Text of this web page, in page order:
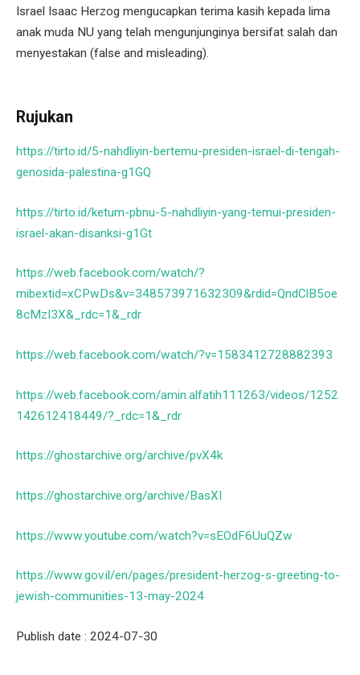
Israel Isaac Herzog mengucapkan terima kasih kepada lima
anak muda NU yang telah mengunjunginya bersifat salah dan
menyestakan (false and misleading).
Rujukan
https://tirto.id/5-nahdliyin-bertemu-presiden-israel-di-tengah-
genosida-palestina-g1GQ
https://tirto.id/ketum-pbnu-5-nahdliyin-yang-temui-presiden-
israel-akan-disanksi-g1Gt
https://web.facebook.com/watch/?
mibextid=xCPwDs&v=348573971632309&rdid=QndClB5oe
8cMzI3X&_rdc=1&_rdr
https://web.facebook.com/watch/?v=1583412728882393
https://web.facebook.com/amin.alfatih111263/videos/1252
142612418449/?_rdc=1&_rdr
https://ghostarchive.org/archive/pvX4k
https://ghostarchive.org/archive/BasXI
https://www.youtube.com/watch?v=sEOdF6UuQZw
https://www.gov.il/en/pages/president-herzog-s-greeting-to-
jewish-communities-13-may-2024
Publish date : 2024-07-30